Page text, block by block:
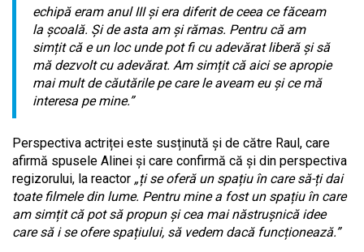
echipă eram anul III și era diferit de ceea ce făceam
la școală. Și de asta am și rămas. Pentru că am
simțit că e un loc unde pot fi cu adevărat liberă și să
mă dezvolt cu adevărat. Am simțit că aici se apropie
mai mult de căutările pe care le aveam eu și ce mă
interesa pe mine.”
Perspectiva actriței este susținută și de către Raul, care
afirmă spusele Alinei și care confirmă că și din perspectiva
regizorului, la reactor „ți se oferă un spațiu în care să-ți dai
toate filmele din lume. Pentru mine a fost un spațiu în care
am simțit că pot să propun și cea mai năstrușnică idee
care să i se ofere spațiului, să vedem dacă funcționează.”